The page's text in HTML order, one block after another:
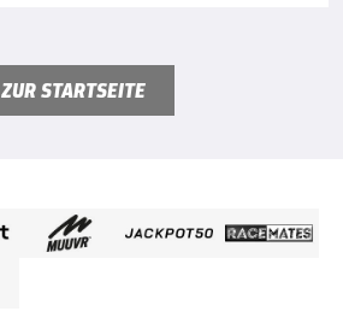
ZUR STARTSEITE